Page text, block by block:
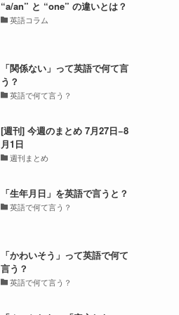
“a/an” と “one” の違いとは？
英語コラム
「関係ない」って英語で何て言
う？
英語で何て言う？
[週刊] 今週のまとめ 7月27日−8
月1日
週刊まとめ
「生年月日」を英語で言うと？
英語で何て言う？
「かわいそう」って英語で何て
言う？
英語で何て言う？